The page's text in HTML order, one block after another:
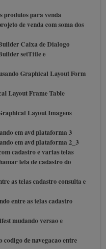
produtos para venda
de venda com soma dos
Caixa de Dialogo
setTitle e
Graphical Layout Form
Layout Frame Table
Layout Imagens
em avd plataforma 3
em avd plataforma 2_3
cadastro e varias telas
tela de cadastro do
as telas cadastro consulta e
entre as telas cadastro
mudando versao e
de navegacao entre